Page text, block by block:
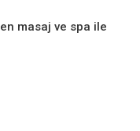
masaj ve spa ile